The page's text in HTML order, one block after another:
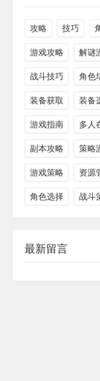
攻略 技巧
游戏攻略 解谜
战斗技巧 角色
装备获取 装备
游戏指南 多人
副本攻略 策略
游戏策略 资源
角色选择 战斗
最新留言